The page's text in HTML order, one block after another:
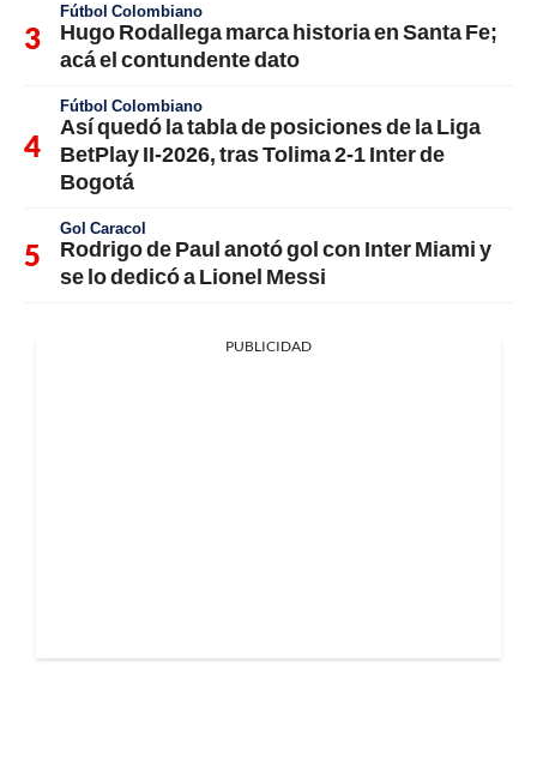
Fútbol Colombiano
Hugo Rodallega marca historia en Santa Fe;
acá el contundente dato
Fútbol Colombiano
Así quedó la tabla de posiciones de la Liga
BetPlay II-2026, tras Tolima 2-1 Inter de
Bogotá
Gol Caracol
Rodrigo de Paul anotó gol con Inter Miami y
se lo dedicó a Lionel Messi
PUBLICIDAD